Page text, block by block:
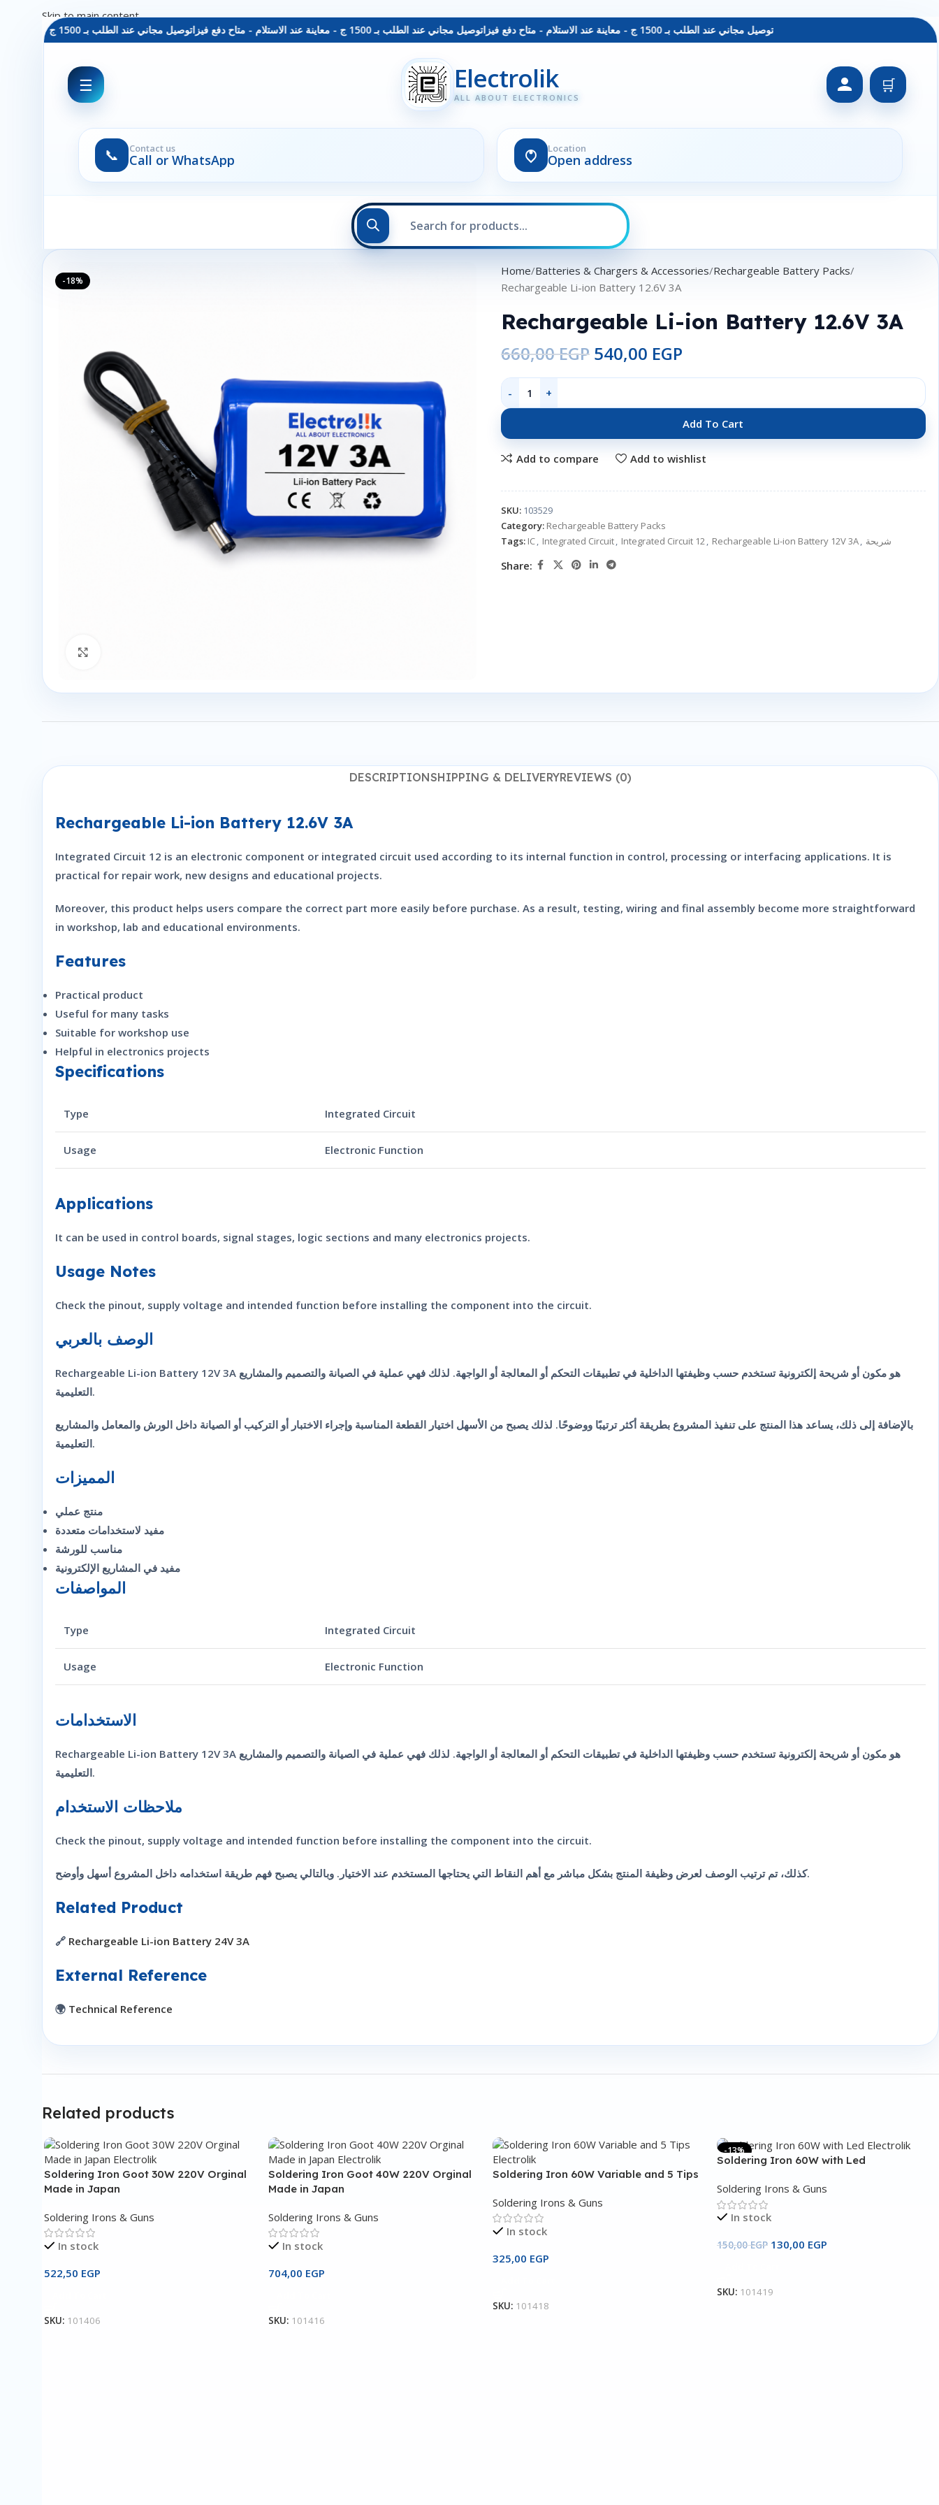
توصيل مجاني عند الطلب بـ 1500 ج - معاينة عند الاستلام - متاح دفع فيزا توصيل مجاني عند الطلب بـ 1500 ج - معاينة عند الاستلام - متاح دفع فيزا توصيل مجاني عند الطلب بـ 1500 ج - معاينة عند الاستلام - متاح دفع فيزا
☰ Electrolik
ALL ABOUT ELECTRONICS
🛒
📞 Contact us
Call or WhatsApp
Location
Open address
Skip to main content
-18%
Home Batteries & Chargers & Accessories Rechargeable Battery Packs
Rechargeable Li-ion Battery 12.6V 3A
Rechargeable Li-ion Battery 12.6V 3A
660,00EGP 540,00 EGP
Add To Cart
Add to compare Add to wishlist
SKU: 103529
Category: Rechargeable Battery Packs
Tags: IC, Integrated Circuit, Integrated Circuit 12, Rechargeable Li-ion Battery 12V 3A, شريحة
Share:
DESCRIPTIONSHIPPING & DELIVERYREVIEWS (0)
Rechargeable Li-ion Battery 12.6V 3A
Integrated Circuit 12 is an electronic component or integrated circuit used according to its internal function in control, processing or interfacing applications. It is
practical for repair work, new designs and educational projects.
Moreover, this product helps users compare the correct part more easily before purchase. As a result, testing, wiring and final assembly become more straightforward
in workshop, lab and educational environments.
Features
Practical product
Useful for many tasks
Suitable for workshop use
Helpful in electronics projects
Specifications
Type Integrated Circuit
Usage Electronic Function
Applications
It can be used in control boards, signal stages, logic sections and many electronics projects.
Usage Notes
Check the pinout, supply voltage and intended function before installing the component into the circuit.
الوصف بالعربي
Rechargeable Li-ion Battery 12V 3A هو مكون أو شريحة إلكترونية تستخدم حسب وظيفتها الداخلية في تطبيقات التحكم أو المعالجة أو الواجهة. لذلك فهي عملية في الصيانة والتصميم والمشاريع
التعليمية.
بالإضافة إلى ذلك، يساعد هذا المنتج على تنفيذ المشروع بطريقة أكثر ترتيبًا ووضوحًا. لذلك يصبح من الأسهل اختيار القطعة المناسبة وإجراء الاختبار أو التركيب أو الصيانة داخل الورش والمعامل والمشاريع
التعليمية.
المميزات
منتج عملي
مفيد لاستخدامات متعددة
مناسب للورشة
مفيد في المشاريع الإلكترونية
المواصفات
Type Integrated Circuit
Usage Electronic Function
الاستخدامات
Rechargeable Li-ion Battery 12V 3A هو مكون أو شريحة إلكترونية تستخدم حسب وظيفتها الداخلية في تطبيقات التحكم أو المعالجة أو الواجهة. لذلك فهي عملية في الصيانة والتصميم والمشاريع
التعليمية.
ملاحظات الاستخدام
Check the pinout, supply voltage and intended function before installing the component into the circuit.
كذلك، تم ترتيب الوصف لعرض وظيفة المنتج بشكل مباشر مع أهم النقاط التي يحتاجها المستخدم عند الاختيار. وبالتالي يصبح فهم طريقة استخدامه داخل المشروع أسهل وأوضح.
Related Product
🔗 Rechargeable Li-ion Battery 24V 3A
External Reference
🌍 Technical Reference
Related products
Soldering Iron Goot 30W 220V Orginal
Made in Japan
Soldering Irons & Guns
In stock
522,50 EGP
SKU: 101406
Soldering Iron Goot 40W 220V Orginal
Made in Japan
Soldering Irons & Guns
In stock
704,00 EGP
SKU: 101416
Soldering Iron 60W Variable and 5 Tips
Soldering Irons & Guns
In stock
325,00 EGP
SKU: 101418
-13%
Soldering Iron 60W with Led
Soldering Irons & Guns
In stock
150,00EGP 130,00 EGP
SKU: 101419